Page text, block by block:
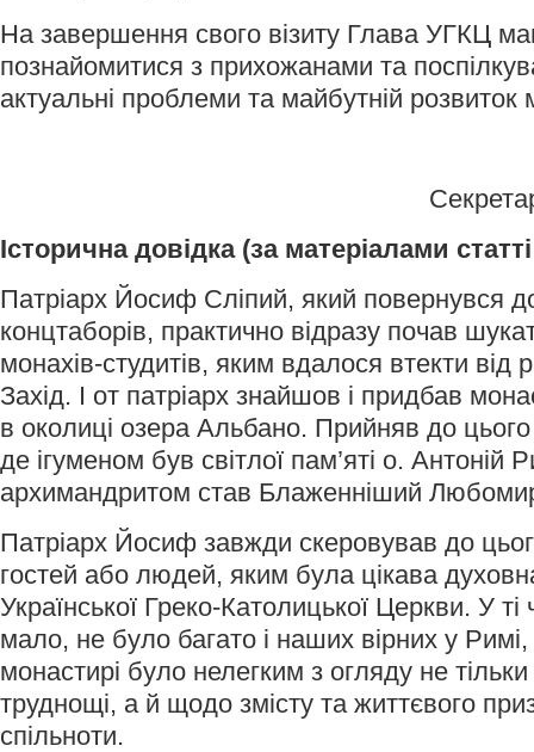
На завершення свого візиту Глава УГКЦ
познайомитися з прихожанами та
актуальні проблеми та майбутній розвиток
Історична довідка (за матеріалами
Патріарх Йосиф Сліпий, який повернувся
концтаборів, практично відразу почав
монахів-студитів, яким вдалося втекти від
Захід. І от патріарх знайшов і придбав
в околиці озера Альбано. Прийняв до
де ігуменом був світлої пам’яті о. Антоній
архимандритом став Блаженніший
Патріарх Йосиф завжди скеровував до
гостей або людей, яким була цікава духовна
Української Греко-Католицької Церкви. У
мало, не було багато і наших вірних у
монастирі було нелегким з огляду не
труднощі, а й щодо змісту та життєвого
спільноти.